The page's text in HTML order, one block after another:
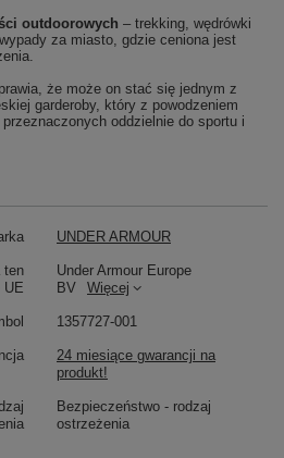
outdoorowych – trekking, wędrówki
za miasto, gdzie ceniona jest
że może on stać się jednym z
garderoby, który z powodzeniem
oddzielnie do sportu i
UNDER ARMOUR
ten
UE
Under Armour Europe
BV
Więcej
1357727-001
24 miesiące gwarancji na
produkt!
Bezpieczeństwo - rodzaj
ostrzeżenia